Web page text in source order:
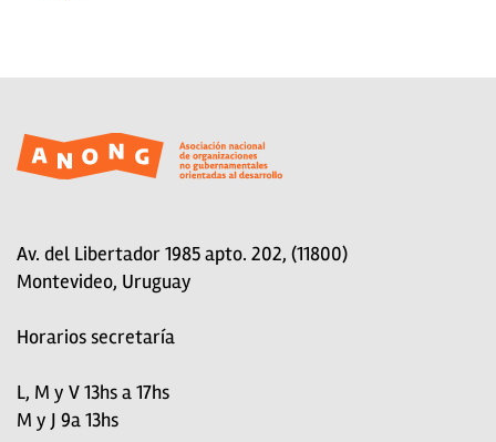
Av. del Libertador 1985 apto. 202, (11800)
Montevideo, Uruguay
Horarios secretaría
L, M y V 13hs a 17hs
M y J 9a 13hs